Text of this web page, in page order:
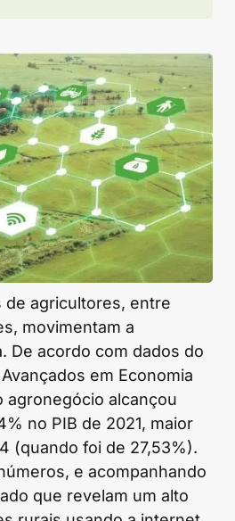
de agricultores, entre
movimentam a
De acordo com dados do
em Economia
agronegócio alcançou
no PIB de 2021, maior
(quando foi de 27,53%).
e acompanhando
que revelam um alto